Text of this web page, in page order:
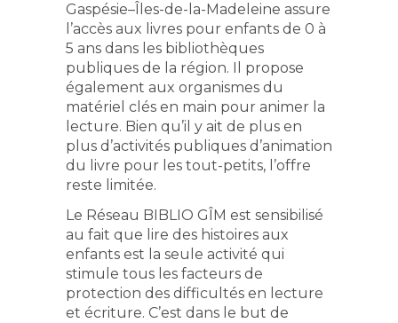
Gaspésie–Îles-de-la-Madeleine assure
l’accès aux livres pour enfants de 0 à
5 ans dans les bibliothèques
publiques de la région. Il propose
également aux organismes du
matériel clés en main pour animer la
lecture. Bien qu’il y ait de plus en
plus d’activités publiques d’animation
du livre pour les tout-petits, l’offre
reste limitée.
Le Réseau BIBLIO GÎM est sensibilisé
au fait que lire des histoires aux
enfants est la seule activité qui
stimule tous les facteurs de
protection des difficultés en lecture
et écriture. C’est dans le but de